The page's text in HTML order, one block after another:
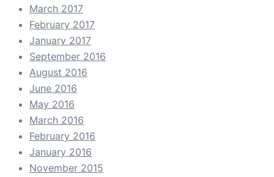
March 2017
February 2017
January 2017
September 2016
August 2016
June 2016
May 2016
March 2016
February 2016
January 2016
November 2015